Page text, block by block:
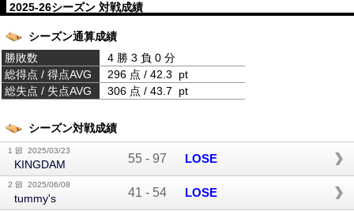
2025-26シーズン 対戦成績
シーズン通算成績
勝敗数
4 勝 3 負 0 分
総得点 / 得点AVG
296 点 / 42.3 pt
総失点 / 失点AVG
306 点 / 43.7 pt
シーズン対戦成績
1 節 2025/03/23
KINGDAM 55 - 97 LOSE
2 節 2025/06/08
tummy's 41 - 54 LOSE